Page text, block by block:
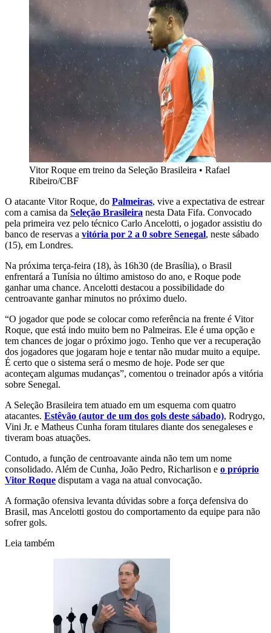
Vitor Roque em treino da Seleção Brasileira • Rafael
Ribeiro/CBF
O atacante Vitor Roque, do Palmeiras, vive a expectativa de estrear
com a camisa da Seleção Brasileira nesta Data Fifa. Convocado
pela primeira vez pelo técnico Carlo Ancelotti, o jogador assistiu do
banco de reservas a vitória por 2 a 0 sobre Senegal, neste sábado
(15), em Londres.
Na próxima terça-feira (18), às 16h30 (de Brasília), o Brasil
enfrentará a Tunísia no último amistoso do ano, e Roque pode
ganhar uma chance. Ancelotti destacou a possibilidade do
centroavante ganhar minutos no próximo duelo.
“O jogador que pode se colocar como referência na frente é Vitor
Roque, que está indo muito bem no Palmeiras. Ele é uma opção e
tem chances de jogar o próximo jogo. Tenho que ver a recuperação
dos jogadores que jogaram hoje e tentar não mudar muito a equipe.
É certo que o sistema será o mesmo de hoje. Pode ser que
aconteçam algumas mudanças”, comentou o treinador após a vitória
sobre Senegal.
A Seleção Brasileira tem atuado em um esquema com quatro
atacantes. Estêvão (autor de um dos gols deste sábado), Rodrygo,
Vini Jr. e Matheus Cunha foram titulares diante dos senegaleses e
tiveram boas atuações.
Contudo, a função de centroavante ainda não tem um nome
consolidado. Além de Cunha, João Pedro, Richarlison e o próprio
Vitor Roque disputam a vaga na atual convocação.
A formação ofensiva levanta dúvidas sobre a força defensiva do
Brasil, mas Ancelotti gostou do comportamento da equipe para não
sofrer gols.
Leia também